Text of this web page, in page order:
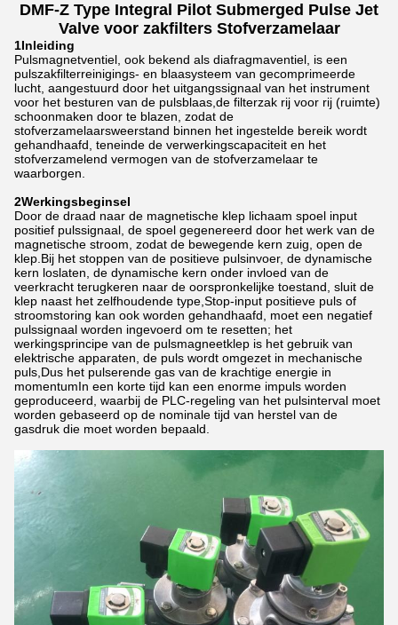
DMF-Z Type Integral Pilot Submerged Pulse Jet
Valve voor zakfilters Stofverzamelaar
1Inleiding
Pulsmagnetventiel, ook bekend als diafragmaventiel, is een
pulszakfilterreinigings- en blaasysteem van gecomprimeerde
lucht, aangestuurd door het uitgangssignaal van het instrument
voor het besturen van de pulsblaas,de filterzak rij voor rij (ruimte)
schoonmaken door te blazen, zodat de
stofverzamelaarsweerstand binnen het ingestelde bereik wordt
gehandhaafd, teneinde de verwerkingscapaciteit en het
stofverzamelend vermogen van de stofverzamelaar te
waarborgen.
2Werkingsbeginsel
Door de draad naar de magnetische klep lichaam spoel input
positief pulssignaal, de spoel gegenereerd door het werk van de
magnetische stroom, zodat de bewegende kern zuig, open de
klep.Bij het stoppen van de positieve pulsinvoer, de dynamische
kern loslaten, de dynamische kern onder invloed van de
veerkracht terugkeren naar de oorspronkelijke toestand, sluit de
klep naast het zelfhoudende type,Stop-input positieve puls of
stroomstoring kan ook worden gehandhaafd, moet een negatief
pulssignaal worden ingevoerd om te resetten; het
werkingsprincipe van de pulsmagneetklep is het gebruik van
elektrische apparaten, de puls wordt omgezet in mechanische
puls,Dus het pulserende gas van de krachtige energie in
momentumIn een korte tijd kan een enorme impuls worden
geproduceerd, waarbij de PLC-regeling van het pulsinterval moet
worden gebaseerd op de nominale tijd van herstel van de
gasdruk die moet worden bepaald.